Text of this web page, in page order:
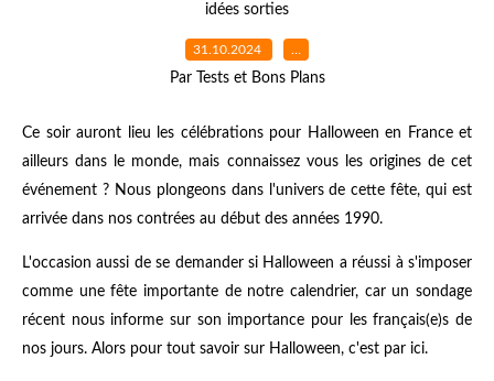
idées sorties
31.10.2024 …
Par Tests et Bons Plans
Ce soir auront lieu les célébrations pour Halloween en France et
ailleurs dans le monde, mais connaissez vous les origines de cet
événement ? Nous plongeons dans l'univers de cette fête, qui est
arrivée dans nos contrées au début des années 1990.
L'occasion aussi de se demander si Halloween a réussi à s'imposer
comme une fête importante de notre calendrier, car un sondage
récent nous informe sur son importance pour les français(e)s de
nos jours. Alors pour tout savoir sur Halloween, c'est par ici.